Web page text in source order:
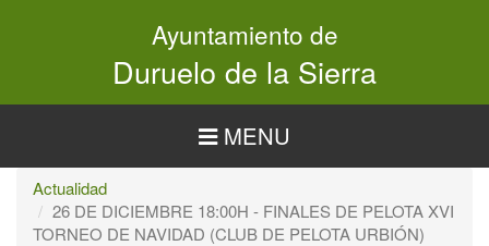
Ayuntamiento de
Duruelo de la Sierra
MENU
Actualidad
26 DE DICIEMBRE 18:00H - FINALES DE PELOTA XVI
TORNEO DE NAVIDAD (CLUB DE PELOTA URBIÓN)